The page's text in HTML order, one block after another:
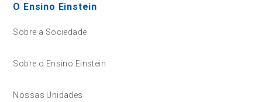
O Ensino Einstein
Sobre a Sociedade
Sobre o Ensino Einstein
Nossas Unidades